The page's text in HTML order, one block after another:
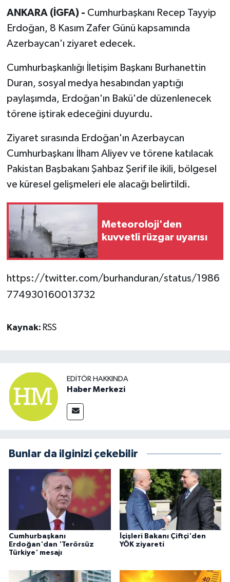
ANKARA (İGFA) - Cumhurbaşkanı Recep Tayyip
Erdoğan, 8 Kasım Zafer Günü kapsamında
Azerbaycan'ı ziyaret edecek.
Cumhurbaşkanlığı İletişim Başkanı Burhanettin
Duran, sosyal medya hesabından yaptığı
paylaşımda, Erdoğan'ın Bakü'de düzenlenecek
törene iştirak edeceğini duyurdu.
Ziyaret sırasında Erdoğan'ın Azerbaycan
Cumhurbaşkanı İlham Aliyev ve törene katılacak
Pakistan Başbakanı Şahbaz Şerif ile ikili, bölgesel
ve küresel gelişmeleri ele alacağı belirtildi.
Meteoroloji'den
kuvvetli rüzgar uyarısı
https://twitter.com/burhanduran/status/1986
774930160013732
Kaynak: RSS
EDITÖR HAKKINDA
Haber Merkezi
Bunlar da ilginizi çekebilir
Cumhurbaşkanı
Erdoğan'dan 'Terörsüz
Türkiye' mesajı
İçişleri Bakanı Çiftçi'den
YÖK ziyareti